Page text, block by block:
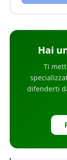
Hai
Ti
difenderti